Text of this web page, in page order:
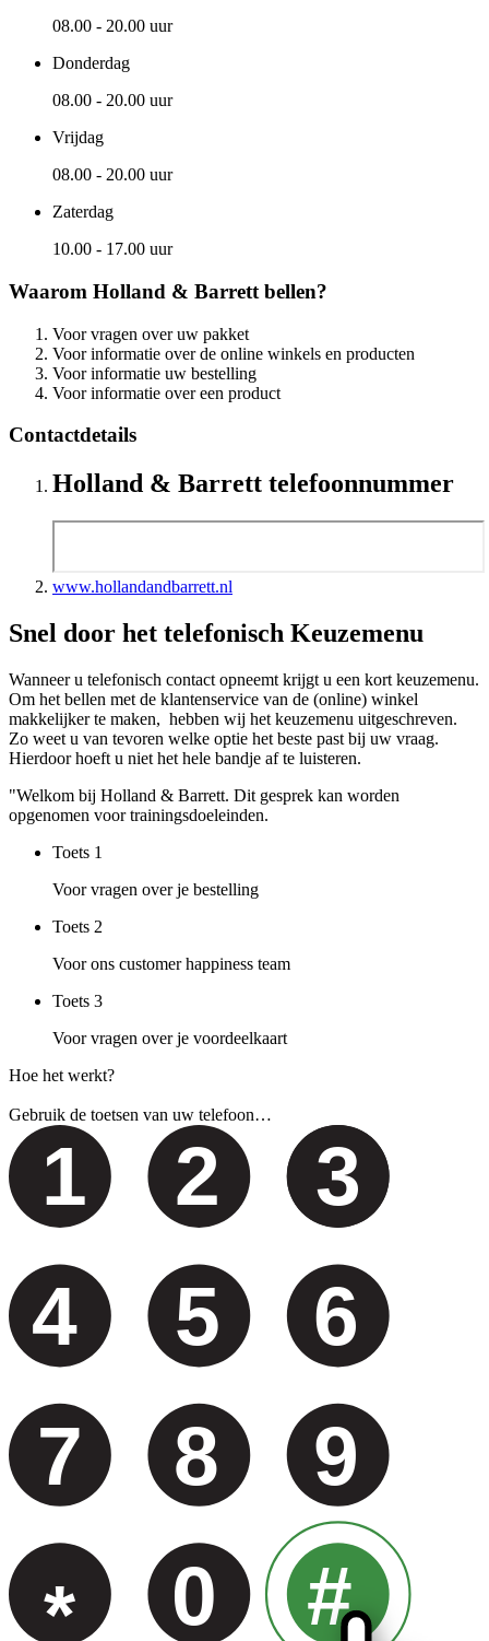
08.00 - 20.00 uur
Donderdag
08.00 - 20.00 uur
Vrijdag
08.00 - 20.00 uur
Zaterdag
10.00 - 17.00 uur
Waarom Holland & Barrett bellen?
Voor vragen over uw pakket
Voor informatie over de online winkels en producten
Voor informatie uw bestelling
Voor informatie over een product
Contactdetails
Holland & Barrett telefoonnummer
www.hollandandbarrett.nl
Snel door het telefonisch Keuzemenu
Wanneer u telefonisch contact opneemt krijgt u een kort keuzemenu.
Om het bellen met de klantenservice van de (online) winkel
makkelijker te maken, hebben wij het keuzemenu uitgeschreven.
Zo weet u van tevoren welke optie het beste past bij uw vraag.
Hierdoor hoeft u niet het hele bandje af te luisteren.
"Welkom bij Holland & Barrett. Dit gesprek kan worden
opgenomen voor trainingsdoeleinden.
Toets 1
Voor vragen over je bestelling
Toets 2
Voor ons customer happiness team
Toets 3
Voor vragen over je voordeelkaart
Hoe het werkt?
Gebruik de toetsen van uw telefoon…
1 2
3
4
5 6
7 8
9
*
0 #